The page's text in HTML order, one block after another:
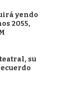
yendo
2055,
su